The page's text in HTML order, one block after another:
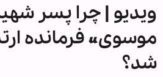
ویدیو | چرا پسر
موسوی« فرمانده
شد؟